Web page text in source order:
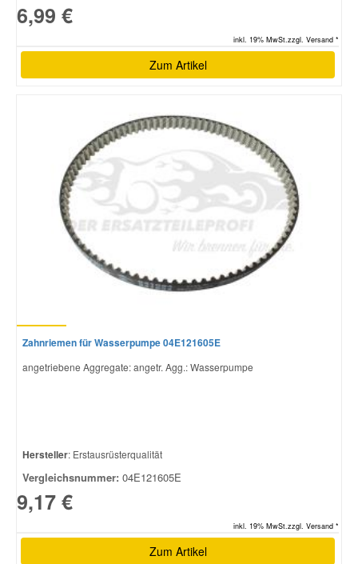
6,99 €
inkl. 19% MwSt.zzgl. Versand *
Zum Artikel
Zahnriemen für Wasserpumpe 04E121605E
angetriebene Aggregate: angetr. Agg.: Wasserpumpe
Hersteller: Erstausrüsterqualität
Vergleichsnummer: 04E121605E
9,17 €
inkl. 19% MwSt.zzgl. Versand *
Zum Artikel